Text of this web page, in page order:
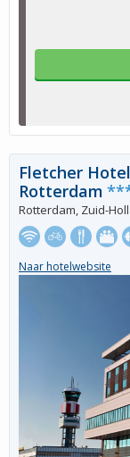
Fletcher
Rotterdam
Rotterdam, Zuid-
Naar hotelwebsite